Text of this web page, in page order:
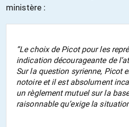
ministère :
“Le choix de Picot pour les
indication décourageante de
Sur la question syrienne, Picot
notoire et il est absolument
un règlement mutuel sur la
raisonnable qu’exige la